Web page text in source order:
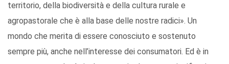
territorio, della biodiversità e della cultura rurale e
agropastorale che è alla base delle nostre radici». Un
mondo che merita di essere conosciuto e sostenuto
sempre più, anche nell’interesse dei consumatori. Ed è in